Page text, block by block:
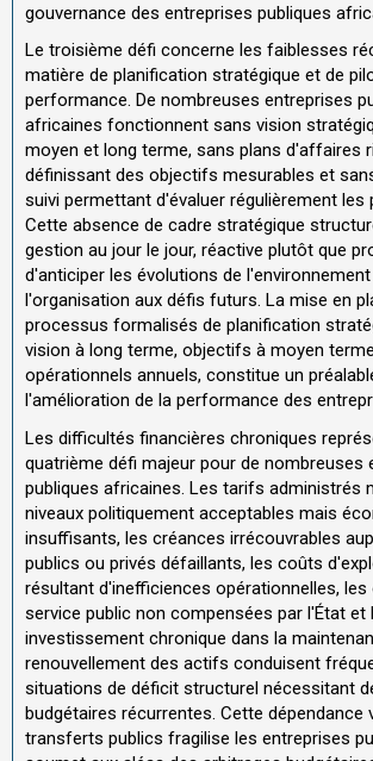
gouvernance des entreprises publiques
Le troisième défi concerne les faiblesses
matière de planification stratégique et de
performance. De nombreuses entreprises
africaines fonctionnent sans vision
moyen et long terme, sans plans d'affaires
définissant des objectifs mesurables et
suivi permettant d'évaluer régulièrement les
Cette absence de cadre stratégique
gestion au jour le jour, réactive plutôt que
d'anticiper les évolutions de
l'organisation aux défis futurs. La mise en
processus formalisés de planification
vision à long terme, objectifs à moyen
opérationnels annuels, constitue un
l'amélioration de la performance des
Les difficultés financières chroniques
quatrième défi majeur pour de nombreuses
publiques africaines. Les tarifs administrés
niveaux politiquement acceptables mais
insuffisants, les créances irrécouvrables
publics ou privés défaillants, les coûts
résultant d'inefficiences opérationnelles, les
service public non compensées par l'État et
investissement chronique dans la
renouvellement des actifs conduisent
situations de déficit structurel nécessitant
budgétaires récurrentes. Cette dépendance
transferts publics fragilise les entreprises